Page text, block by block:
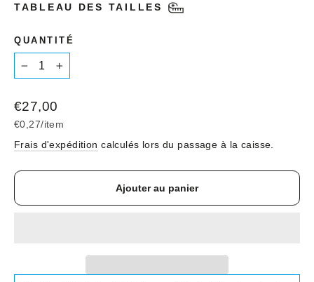
TABLEAU DES TAILLES
QUANTITÉ
Prix
régulier
€27,00
€0,27/item
Frais d'expédition calculés lors du passage à la caisse.
Ajouter au panier